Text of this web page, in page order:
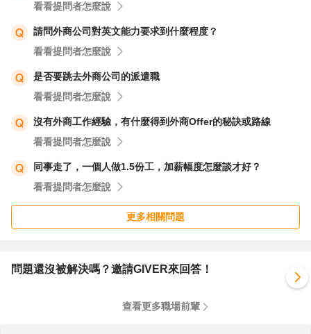
看看提問者怎麼說
請問外商公司對英文能力要求到什麼程度？
看看提問者怎麼說
是否要跳去外商公司的派遣職
看看提問者怎麼說
沒有外商工作經驗，有什麼得到外商Offer的秘訣或路線
看看提問者怎麼說
同事走了，一個人做1.5份工，加薪幅度怎麼談才好？
看看提問者怎麼說
更多相關問題
問題還沒被解決嗎？邀請GIVER來回答！
查看更多職場前輩